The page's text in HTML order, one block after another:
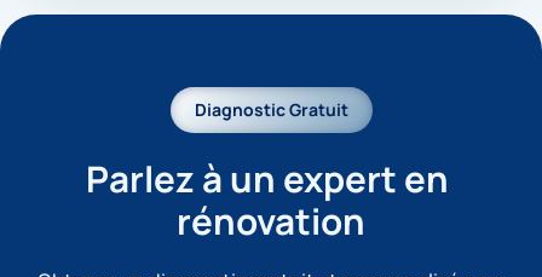
Diagnostic Gratuit
Parlez à un expert en
rénovation